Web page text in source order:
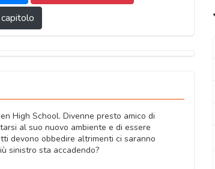
High School. Divenne presto amico di
al suo nuovo ambiente e di essere
devono obbedire altrimenti ci saranno
sinistro sta accadendo?